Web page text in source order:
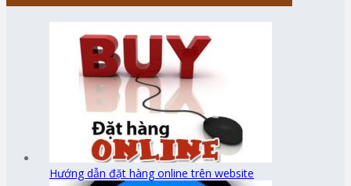
Hướng dẫn đặt hàng online trên website